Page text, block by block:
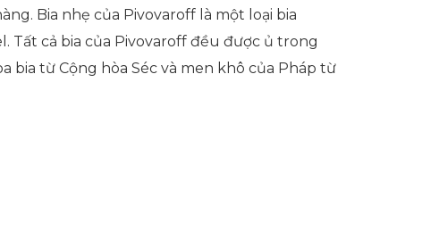
Bia nhẹ của Pivovaroff là một loại bia
Tất cả bia của Pivovaroff đều được ủ trong
bia từ Cộng hòa Séc và men khô của Pháp từ